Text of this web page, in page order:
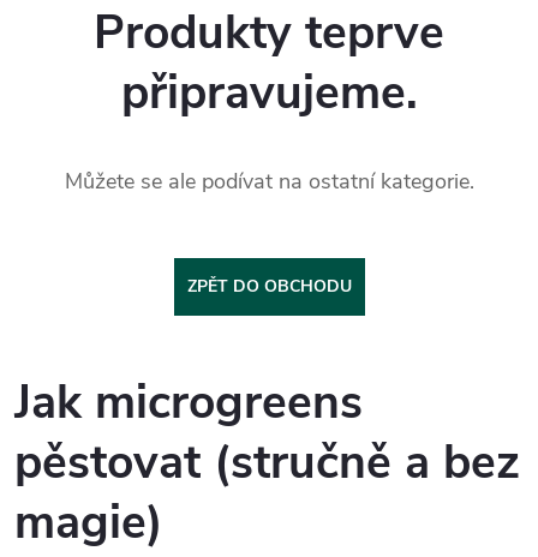
Produkty teprve
připravujeme.
Můžete se ale podívat na ostatní kategorie.
ZPĚT DO OBCHODU
Jak microgreens
pěstovat (stručně a bez
magie)